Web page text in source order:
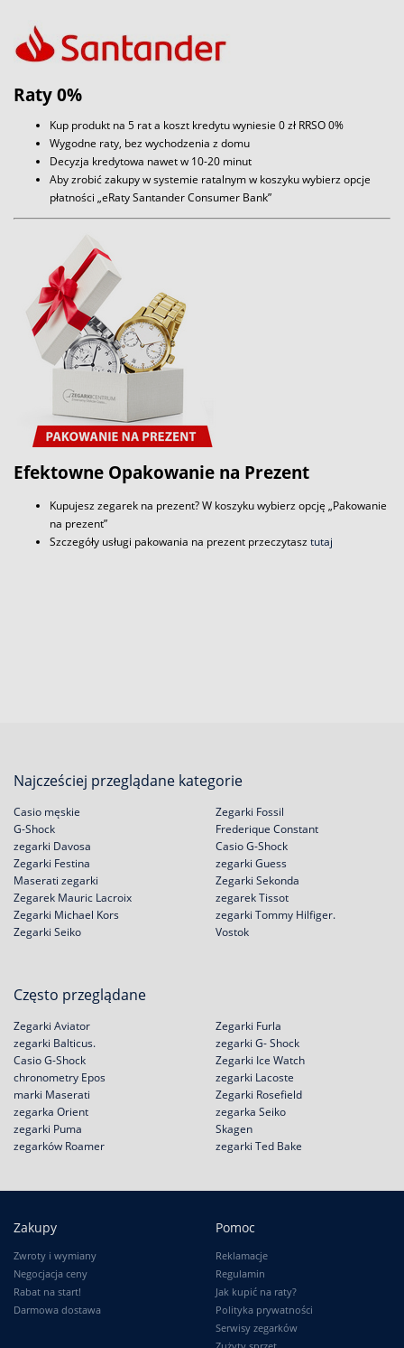
Raty 0%
Kup produkt na 5 rat a koszt kredytu wyniesie 0 zł RRSO 0%
Wygodne raty, bez wychodzenia z domu
Decyzja kredytowa nawet w 10-20 minut
Aby zrobić zakupy w systemie ratalnym w koszyku wybierz opcje
płatności „eRaty Santander Consumer Bank”
Efektowne Opakowanie na Prezent
Kupujesz zegarek na prezent? W koszyku wybierz opcję „Pakowanie
na prezent”
Szczegóły usługi pakowania na prezent przeczytasztutaj
Najcześciej przeglądane kategorie
Casio męskie
G-Shock
zegarki Davosa
Zegarki Festina
Zegarki Fossil
Frederique Constant
Casio G-Shock
zegarki Guess
Maserati zegarki
Zegarek Mauric Lacroix
Zegarki Michael Kors
Zegarki Seiko
Zegarki Sekonda
zegarek Tissot
zegarki Tommy Hilfiger.
Vostok
Często przeglądane
Zegarki Aviator
zegarki Balticus.
Casio G-Shock
chronometry Epos
Zegarki Furla
zegarki G- Shock
Zegarki Ice Watch
zegarki Lacoste
marki Maserati
zegarka Orient
zegarki Puma
zegarków Roamer
Zegarki Rosefield
zegarka Seiko
Skagen
zegarki Ted Bake
Zakupy
Zwroty i wymiany
Negocjacja ceny
Rabat na start!
Darmowa dostawa
Pomoc
Reklamacje
Regulamin
Jak kupić na raty?
Polityka prywatności
Serwisy zegarków